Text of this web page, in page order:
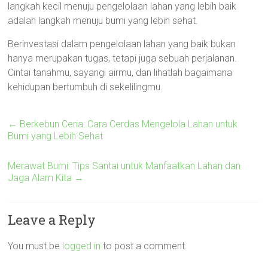
langkah kecil menuju pengelolaan lahan yang lebih baik
adalah langkah menuju bumi yang lebih sehat.
Berinvestasi dalam pengelolaan lahan yang baik bukan
hanya merupakan tugas, tetapi juga sebuah perjalanan.
Cintai tanahmu, sayangi airmu, dan lihatlah bagaimana
kehidupan bertumbuh di sekelilingmu.
← Berkebun Ceria: Cara Cerdas Mengelola Lahan untuk
Bumi yang Lebih Sehat
Merawat Bumi: Tips Santai untuk Manfaatkan Lahan dan
Jaga Alam Kita →
Leave a Reply
You must be logged in to post a comment.